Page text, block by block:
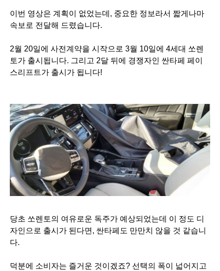
이번 영상은 계획이 없었는데, 중요한 정보라서 짧게나마
속보로 전달해 드렸습니다.
2월 20일에 사전계약을 시작으로 3월 10일에 4세대 쏘렌
토가 출시됩니다. 그리고 2달 뒤에 경쟁자인 싼타페 페이
스리프트가 출시가 됩니다!
당초 쏘렌토의 여유로운 독주가 예상되었는데 이 정도 디
자인으로 출시가 된다면, 싼타페도 만만치 않을 것 같습니
다.
덕분에 소비자는 즐거운 것이겠죠? 선택의 폭이 넓어지고